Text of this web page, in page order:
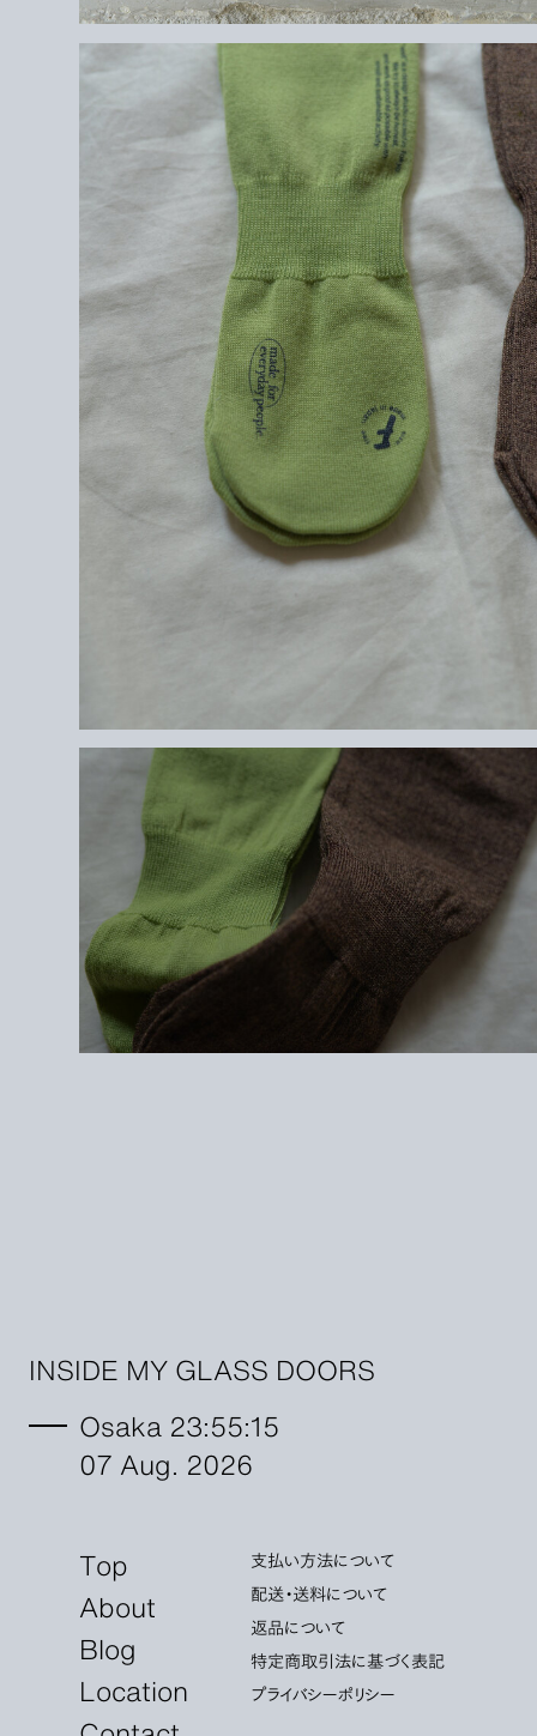
INSIDE MY GLASS DOORS
Osaka 23:55:16
07 Aug. 2026
Top
About
Blog
Location
支払い方法について
配送・送料について
返品について
特定商取引法に基づく表記
プライバシーポリシー